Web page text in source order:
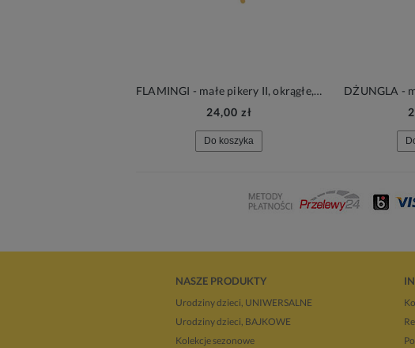
FLAMINGI - małe pikery II, okrągłe, 6 sztuk
24,00 zł
Do koszyka
DŻUNGLA -
NASZE PRODUKTY
Urodziny dzieci, UNIWERSALNE
Urodziny dzieci, BAJKOWE
Kolekcje sezonowe